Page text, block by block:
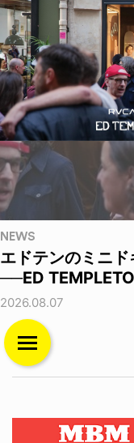
NEWS
エドテンのミニ
──ED
2026.08.07